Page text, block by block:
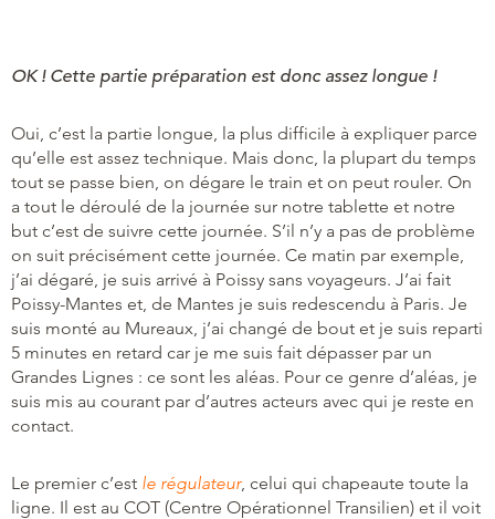
OK ! Cette partie préparation est donc assez longue !
Oui, c’est la partie longue, la plus difficile à expliquer parce
qu’elle est assez technique. Mais donc, la plupart du temps
tout se passe bien, on dégare le train et on peut rouler. On
a tout le déroulé de la journée sur notre tablette et notre
but c’est de suivre cette journée. S’il n’y a pas de problème
on suit précisément cette journée. Ce matin par exemple,
j’ai dégaré, je suis arrivé à Poissy sans voyageurs. J’ai fait
Poissy-Mantes et, de Mantes je suis redescendu à Paris. Je
suis monté au Mureaux, j’ai changé de bout et je suis reparti
5 minutes en retard car je me suis fait dépasser par un
Grandes Lignes : ce sont les aléas. Pour ce genre d’aléas, je
suis mis au courant par d’autres acteurs avec qui je reste en
contact.
Le premier c’est le régulateur, celui qui chapeaute toute la
ligne. Il est au COT (Centre Opérationnel Transilien) et il voit